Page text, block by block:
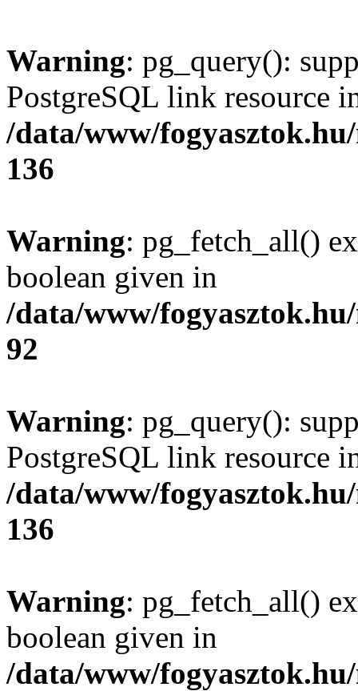
Warning: pg_query():
PostgreSQL link resource
/data/www/
136
Warning: pg_fetch_all()
boolean given in
/data/www/
92
Warning: pg_query():
PostgreSQL link resource
/data/www/
136
Warning: pg_fetch_all()
boolean given in
/data/www/